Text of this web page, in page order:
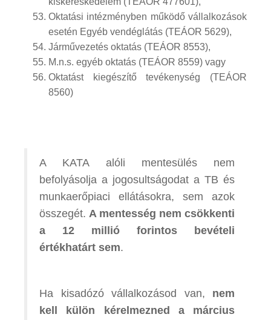
Oktatási intézményben működő vállalkozások
esetén Egyéb vendéglátás (TEÁOR 5629),
Járművezetés oktatás (TEÁOR 8553),
M.n.s. egyéb oktatás (TEÁOR 8559) vagy
Oktatást kiegészítő tevékenység (TEÁOR
8560)
A KATA alóli mentesülés nem
befolyásolja a jogosultságodat a TB és
munkaerőpiaci ellátásokra, sem azok
összegét. A mentesség nem csökkenti
a 12 millió forintos bevételi
értékhatárt sem.
Ha kisadózó vállalkozásod van, nem
kell külön kérelmezned a március